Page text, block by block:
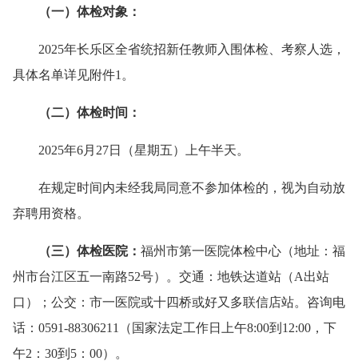
（一） 体检对象：
2025年长乐区全省统招新任教师入围体检、考察人选，
具体名单详见附件1。
（二） 体检时间：
2025年6月27日（星期五）上午半天。
在规定时间内未经我局同意不参加体检的，视为自动放
弃聘用资格。
（三） 体检医院： 福州市第一医院体检中心（地址：福
州市台江区五一南路52号）。交通：地铁达道站（A出站
口）；公交：市一医院或十四桥或好又多联信店站。咨询电
话：0591-88306211（国家法定工作日上午8:00到12:00，下
午2：30到5：00）。